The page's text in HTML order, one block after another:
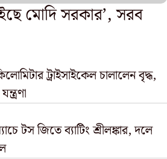
মোদি সরকার’, সরব
ট্রাইসাইকেল চালালেন বৃদ্ধ,
টস জিতে ব্যাটিং শ্রীলঙ্কার, দলে